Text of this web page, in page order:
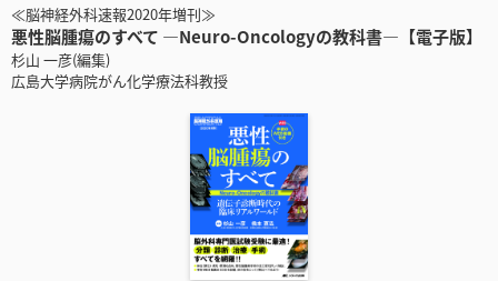
≪脳神経外科速報2020年増刊≫
悪性脳腫瘍のすべて ―Neuro-Oncologyの教科書―【電子版】
杉山 一彦(編集)
広島大学病院がん化学療法科教授